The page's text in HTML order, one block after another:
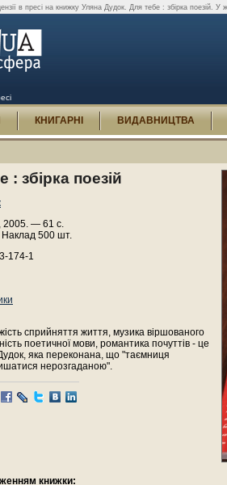
в пресі на книжку Уляна Дудок. Для тебе : збірка поезій. У
КНИГАРНІ ВИДАВНИЦТВА
: збірка поезій
, 2005. — 61 с.
500 шт.
174-1
сприйняття життя, музика віршованого
поетичної мови, романтика почуттів - це
яка переконана, що "таємниця
нерозгаданою".
книжки: